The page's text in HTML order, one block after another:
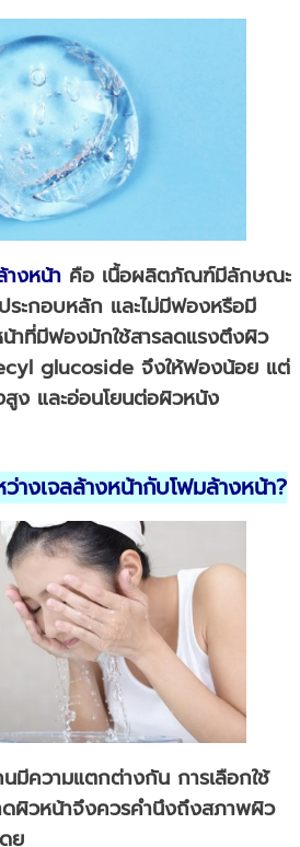
างหน้า คือ เนื้อผลิตภัณฑ์มีลักษณะ
ระกอบหลัก และไม่มีฟองหรือมี
าที่มีฟองมักใช้สารลดแรงตึงผิว
glucoside จึงให้ฟองน้อย แต่
สูง และอ่อนโยนต่อผิวหนัง
หว่างเจลล้างหน้ากับโฟมล้างหน้า?
มีความแตกต่างกัน การเลือกใช้
ผิวหน้าจึงควรคำนึงถึงสภาพผิว
ย